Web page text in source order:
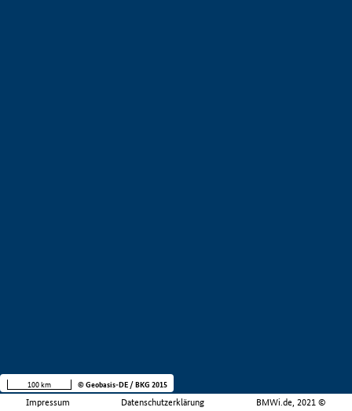
Impressum Datenschutzerklärung BMWi.de, 2021 ©
100 km © Geobasis-DE / BKG 2015